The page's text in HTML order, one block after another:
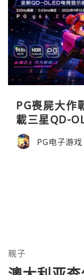
PG喪屍大作
載三星QD-
PG电子游戏
親子